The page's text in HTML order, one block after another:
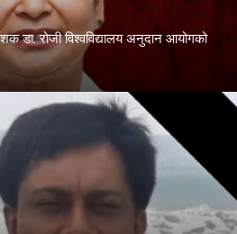
डा. रोजी विश्वविद्यालय अनुदान आयोगको